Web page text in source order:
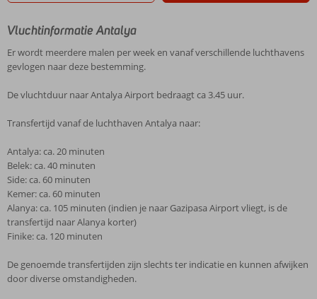
Vluchtinformatie Antalya
Er wordt meerdere malen per week en vanaf verschillende luchthavens
gevlogen naar deze bestemming.
De vluchtduur naar Antalya Airport bedraagt ca 3.45 uur.
Transfertijd vanaf de luchthaven Antalya naar:
Antalya: ca. 20 minuten
Belek: ca. 40 minuten
Side: ca. 60 minuten
Kemer: ca. 60 minuten
Alanya: ca. 105 minuten (indien je naar Gazipasa Airport vliegt, is de
transfertijd naar Alanya korter)
Finike: ca. 120 minuten
De genoemde transfertijden zijn slechts ter indicatie en kunnen afwijken
door diverse omstandigheden.